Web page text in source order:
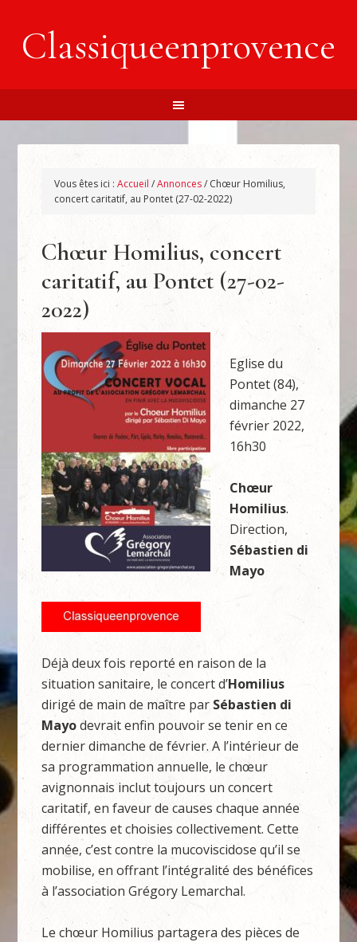
Classiqueenprovence
Vous êtes ici :Accueil /Annonces/ Chœur Homilius,
concert caritatif, au Pontet (27-02-2022)
Chœur Homilius, concert
caritatif, au Pontet (27-02-
2022)
Eglise du
Pontet (84),
dimanche 27
février 2022,
16h30
Chœur
Homilius.
Direction,
Sébastien di
Mayo
Déjà deux fois reporté en raison de la
situation sanitaire, le concert d’Homilius
dirigé de main de maître par Sébastien di
Mayodevrait enfin pouvoir se tenir en ce
dernier dimanche de février. A l’intérieur de
sa programmation annuelle, le chœur
avignonnais inclut toujours un concert
caritatif, en faveur de causes chaque année
différentes et choisies collectivement. Cette
année, c’est contre la mucoviscidose qu’il se
mobilise, en offrant l’intégralité des bénéfices
à l’association Grégory Lemarchal.
Le chœur Homilius partagera des pièces de